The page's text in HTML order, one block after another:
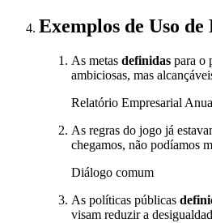
Exemplos de Uso de
As metas definidas para o
ambiciosas, mas
Relatório Empresarial
As regras do jogo já
chegamos, não podíamos
Diálogo comum
As políticas públicas
visam reduzir a